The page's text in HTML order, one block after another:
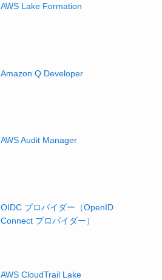
AWS Lake Formation
Amazon Q Developer
AWS Audit Manager
OIDC プロバイダー（OpenID
Connect プロバイダー）
AWS CloudTrail Lake